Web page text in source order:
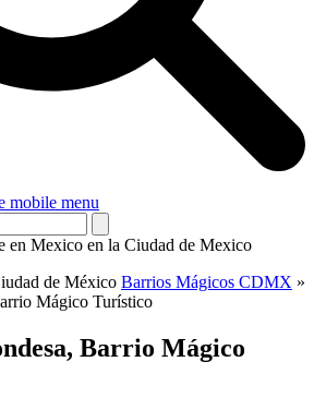
mobile menu
en Mexico en la Ciudad de Mexico
de México Barrios Mágicos CDMX »
Mágico Turístico
Barrio Mágico